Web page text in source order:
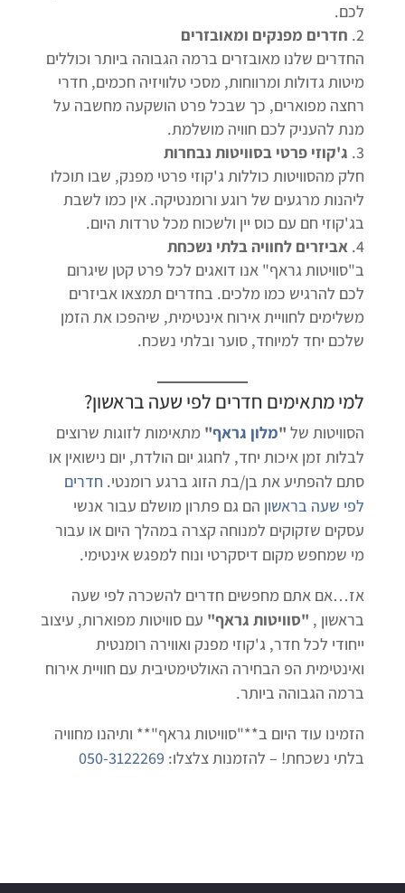
לכם.
חדרים מפנקים ומאובזרים
החדרים שלנו מאובזרים ברמה הגבוהה ביותר וכוללים
מיטות גדולות ומרווחות, מסכי טלוויזיה חכמים, חדרי
רחצה מפוארים, כך שבכל פרט הושקעה מחשבה על
מנת להעניק לכם חוויה מושלמת.
ג'קוזי פרטי בסוויטות נבחרות
חלק מהסוויטות כוללות ג'קוזי פרטי מפנק, שבו תוכלו
ליהנות מרגעים של רוגע ורומנטיקה. אין כמו לשבת
בג'קוזי חם עם כוס יין ולשכוח מכל טרדות היום.
אביזרים לחוויה בלתי נשכחת
ב"סוויטות גראף" אנו דואגים לכל פרט קטן שיגרום
לכם להרגיש כמו מלכים. בחדרים תמצאו אביזרים
משלימים לחוויית אירוח אינטימית, שיהפכו את הזמן
שלכם יחד למיוחד, סוער ובלתי נשכח.
למי מתאימים חדרים לפי שעה בראשון?
הסוויטות של "מלון גראף" מתאימות לזוגות שרוצים
לבלות זמן איכות יחד, לחגוג יום הולדת, יום נישואין או
סתם להפתיע את בן/בת הזוג ברגע רומנטי. חדרים
לפי שעה בראשון הם גם פתרון מושלם עבור אנשי
עסקים שזקוקים למנוחה קצרה במהלך היום או עבור
מי שמחפש מקום דיסקרטי ונוח למפגש אינטימי.
אז…אם אתם מחפשים חדרים להשכרה לפי שעה
בראשון , "סוויטות גראף" עם סוויטות מפוארות, עיצוב
ייחודי לכל חדר, ג'קוזי מפנק ואווירה רומנטית
ואינטימית הפ הבחירה האולטימטיבית עם חוויית אירוח
ברמה הגבוהה ביותר.
הזמינו עוד היום ב**"סוויטות גראף"** ותיהנו מחוויה
בלתי נשכחת! – להזמנות צלצלו: 050-3122269